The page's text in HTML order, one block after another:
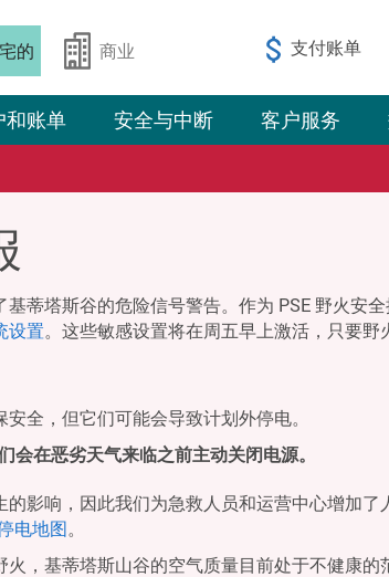
的
和账单 安全与中断 客户服务
商业 支付账单
基蒂塔斯谷的危险信号警告。作为 PSE 野火安
设置。这些敏感设置将在周五早上激活，只要野
全，但它们可能会导致计划外停电。
会在恶劣天气来临之前主动关闭电源。
影响，因此我们为急救人员和运营中心增加了
电地图。
，基蒂塔斯山谷的空气质量目前处于不健康的